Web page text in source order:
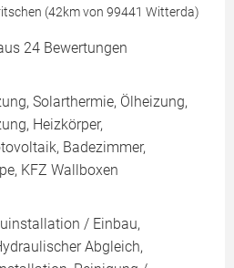
(42km von 99441 Witterda)
24 Bewertungen
Solarthermie, Ölheizung,
Heizkörper,
Badezimmer,
KFZ Wallboxen
/ Einbau,
Abgleich,